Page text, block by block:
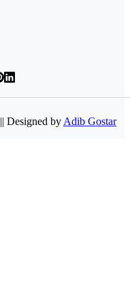
|| Designed by Adib Gostar